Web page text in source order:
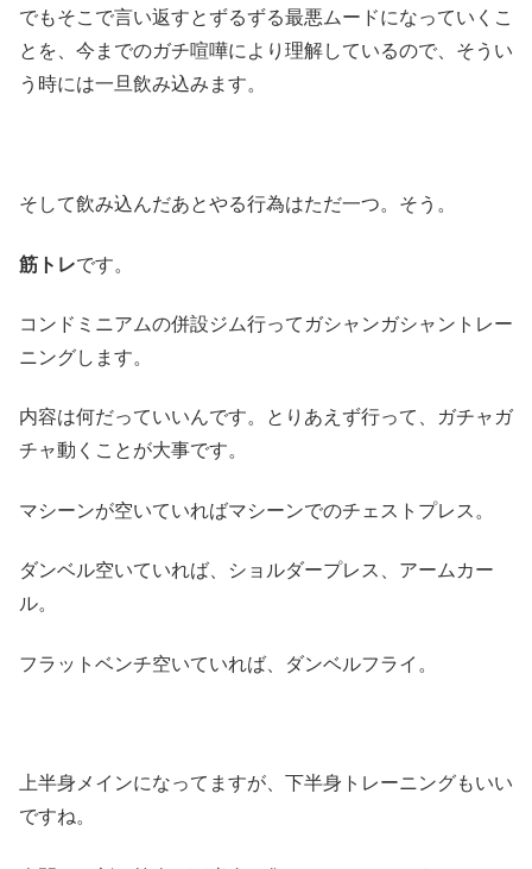
でもそこで言い返すとずるずる最悪ムードになっていくこ
とを、今までのガチ喧嘩により理解しているので、そうい
う時には一旦飲み込みます。
そして飲み込んだあとやる行為はただ一つ。そう。
筋トレです。
コンドミニアムの併設ジム行ってガシャンガシャントレー
ニングします。
内容は何だっていいんです。とりあえず行って、ガチャガ
チャ動くことが大事です。
マシーンが空いていればマシーンでのチェストプレス。
ダンベル空いていれば、ショルダープレス、アームカー
ル。
フラットベンチ空いていれば、ダンベルフライ。
上半身メインになってますが、下半身トレーニングもいい
ですね。